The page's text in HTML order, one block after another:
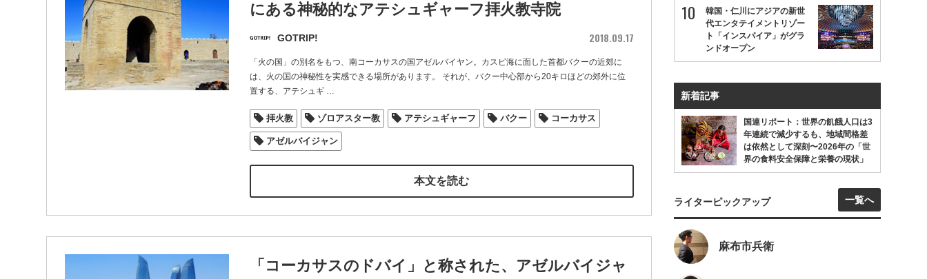
にある神秘的なアテシュギャーフ拝火教寺院
GOTRIP! 2018.09.17
「火の国」の別名をもつ、南コーカサスの国アゼルバイヤン。カスピ海に面した首都バクーの近郊に
は、火の国の神秘性を実感できる場所があります。 それが、バクー中心部から20キロほどの郊外に位
置する、アテシュギ…
拝火教 ゾロアスター教 アテシュギャーフ バクー コーカサス
アゼルバイジャン
本文を読む
「コーカサスのドバイ」と称された、アゼルバイジャ
韓国・仁川にアジアの新世
代エンタテイメントリゾー
ト「インスパイア」がグラ
ンドオープン
新着記事
国連リポート：世界の飢餓人口は3
年連続で減少するも、地域間格差
は依然として深刻〜2026年の「世
界の食料安全保障と栄養の現状」
ライターピックアップ 一覧へ
麻布市兵衛